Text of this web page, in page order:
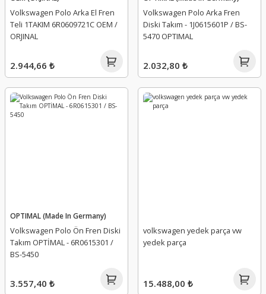
Volkswagen Polo Arka El Fren
Teli 1TAKIM 6R0609721C OEM /
ORJINAL
2.944,66 ₺
Volkswagen Polo Arka Fren
Diski Takım - 1J0615601P / BS-
5470 OPTIMAL
2.032,80 ₺
OPTIMAL (Made In Germany)
Volkswagen Polo Ön Fren Diski
Takım OPTİMAL - 6R0615301 /
BS-5450
3.557,40 ₺
volkswagen yedek parça vw
yedek parça
15.488,00 ₺